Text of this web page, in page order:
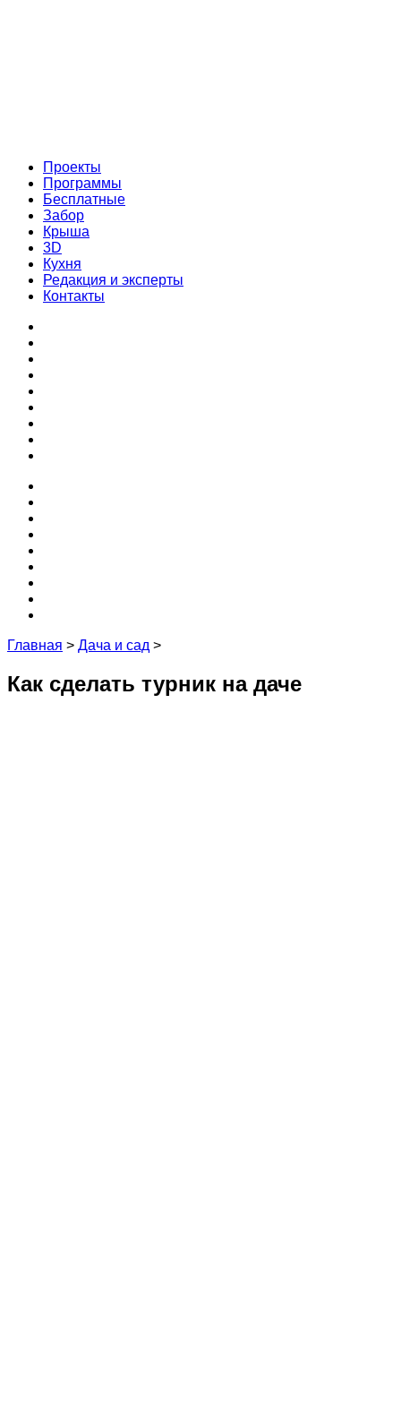
Проекты
Программы
Бесплатные
Забор
Крыша
3D
Кухня
Редакция и эксперты
Контакты
Главная > Дача и сад >
Как сделать турник на даче